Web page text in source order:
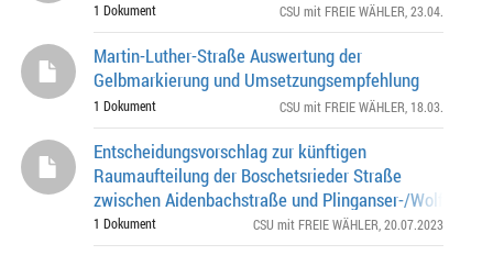
1 Dokument CSU mit FREIE WÄHLER , 23.04.
Martin-Luther-Straße Auswertung der
Gelbmarkierung und Umsetzungsempfehlung
1 Dokument CSU mit FREIE WÄHLER , 18.03.
Entscheidungsvorschlag zur künftigen
Raumaufteilung der Boschetsrieder Straße
zwischen Aidenbachstraße und Plinganser-/
Straße Bedarfs- und Konzeptgenehmigung
1 Dokument CSU mit FREIE WÄHLER , 20.07.2023